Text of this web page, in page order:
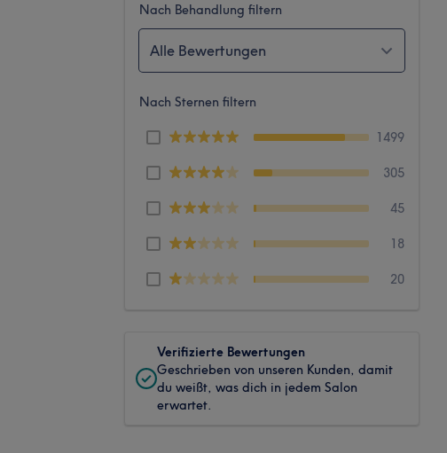
Nach Behandlung filtern
Alle Bewertungen
Nach Sternen filtern
1499
305
45
18
20
Verifizierte Bewertungen
Geschrieben von unseren Kunden, damit
du weißt, was dich in jedem Salon
erwartet.